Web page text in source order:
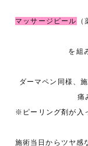
マッサージピール
を組
ダーマペン同様、
痛
※ピーリング剤が入
施術当日からツヤ感